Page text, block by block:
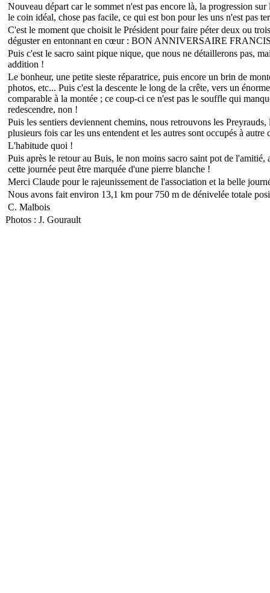
Nouveau départ car le sommet n'est pas encore là, la progression
le coin idéal, chose pas facile, ce qui est bon pour les uns n'est pas
C'est le moment que choisit le Président pour faire péter deux ou
déguster en entonnant en cœur : BON ANNIVERSAIRE
Puis c'est le sacro saint pique nique, que nous ne détaillerons pas,
addition !
Le bonheur, une petite sieste réparatrice, puis encore un brin de
photos, etc... Puis c'est la descente le long de la crête, vers un
comparable à la montée ; ce coup-ci ce n'est pas le souffle qui
redescendre, non !
Puis les sentiers deviennent chemins, nous retrouvons les
plusieurs fois car les uns entendent et les autres sont occupés à autre
L'habitude quoi !
Puis après le retour au Buis, le non moins sacro saint pot de
cette journée peut être marquée d'une pierre blanche !
Merci Claude pour le rajeunissement de l'association et la belle
Nous avons fait environ 13,1 km pour 750 m de dénivelée totale
C. Malbois
Photos : J. Gourault